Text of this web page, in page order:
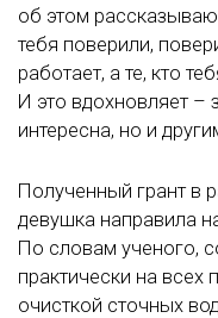
об этом
тебя поверили,
работает, а те, кто
И это вдохновляет –
интересна, но и
Полученный грант в
девушка направила
По словам ученого,
практически на всех
очисткой сточных